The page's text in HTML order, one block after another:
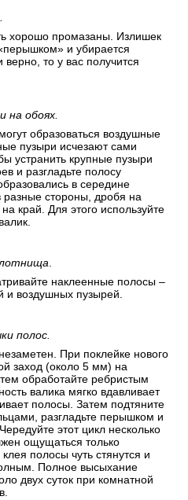
хорошо промазаны. Излишек
и убирается
то у вас получится
на обоях.
образоваться воздушные
пузыри исчезают сами
устранить крупные пузыри
и разгладьте полосу
в середине
разные стороны, дробя на
край. Для этого используйте
.
наклеенные полосы –
и воздушных пузырей.
полос.
При поклейке нового
заход (около 5 мм) на
обработайте ребристым
валика мягко вдавливает
полосы. Затем подтяните
разгладьте перышком и
этот цикл несколько
ощущаться только
полосы чуть стянутся и
Полное высыхание
двух суток при комнатной